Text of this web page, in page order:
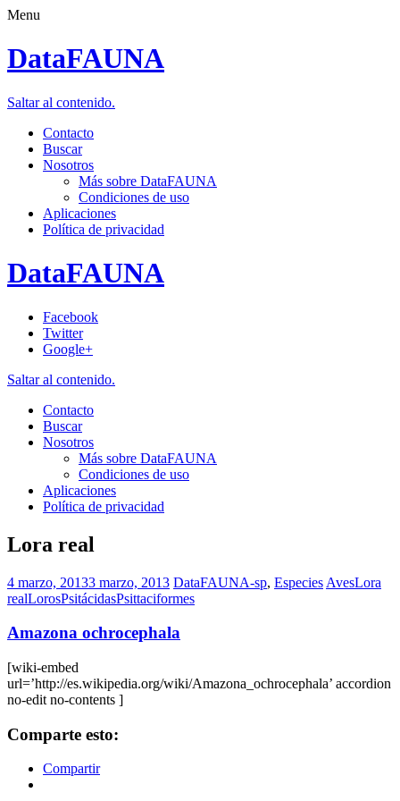
Menu
DataFAUNA
Saltar al contenido.
Contacto
Buscar
Nosotros
Más sobre DataFAUNA
Condiciones de uso
Aplicaciones
Política de privacidad
DataFAUNA
Facebook
Twitter
Google+
Saltar al contenido.
Contacto
Buscar
Nosotros
Más sobre DataFAUNA
Condiciones de uso
Aplicaciones
Política de privacidad
Lora real
4 marzo, 20133 marzo, 2013 DataFAUNA-sp, Especies AvesLora
realLorosPsitácidasPsittaciformes
Amazona ochrocephala
[wiki-embed
url=’http://es.wikipedia.org/wiki/Amazona_ochrocephala’ accordion
no-edit no-contents ]
Comparte esto:
Compartir